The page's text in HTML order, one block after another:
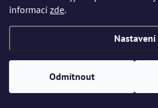
informací zde.
Nastavení
Odmítnout